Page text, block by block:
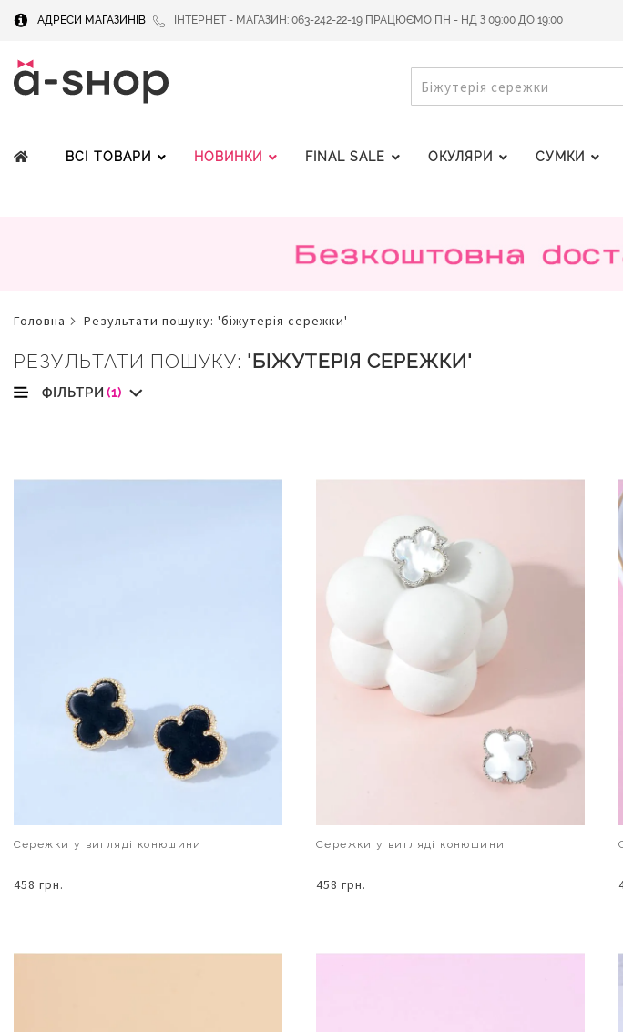
АДРЕСИ МАГАЗИНІВ ІНТЕРНЕТ - МАГАЗИН: 063-242-22-19 ПРАЦЮЄМО ПН - НД З 09:00 ДО 19:00
ПОШУК
ВСІ ТОВАРИ НОВИНКИ FINAL SALE ОКУЛЯРИ СУМКИ
головна результати пошуку: 'біжутерія сережки'
РЕЗУЛЬТАТИ ПОШУКУ: 'БІЖУТЕРІЯ СЕРЕЖКИ'
ФІЛЬТРИ (1)
Сережки у вигляді конюшини
458 грн.
Сережки у вигляді конюшини
458 грн.